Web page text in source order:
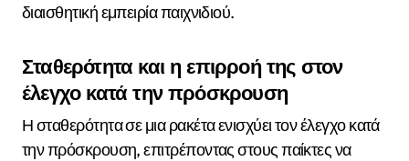
διαισθητική εμπειρία παιχνιδιού.
Σταθερότητα και η επιρροή της στον
έλεγχο κατά την πρόσκρουση
Η σταθερότητα σε μια ρακέτα ενισχύει τον έλεγχο κατά
την πρόσκρουση, επιτρέποντας στους παίκτες να